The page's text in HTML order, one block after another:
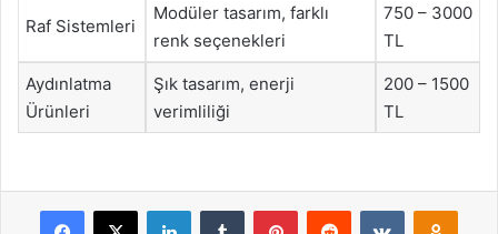
Raf Sistemleri
Modüler tasarım, farklı
renk seçenekleri
750 – 3000
TL
Aydınlatma
Ürünleri
Şık tasarım, enerji
verimliliği
200 – 1500
TL
Facebook
X LinkedInTumblr PinterestReddit VKontakte